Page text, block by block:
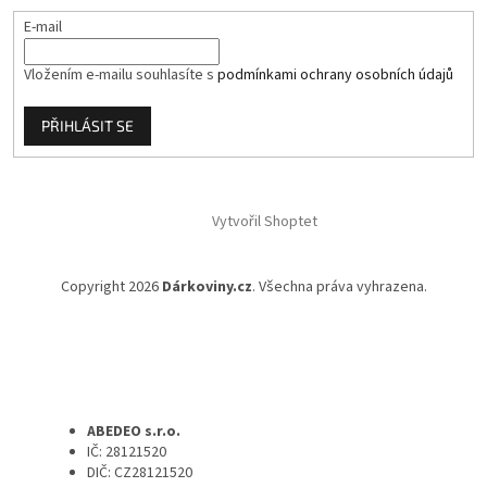
E-mail
Vložením e-mailu souhlasíte s podmínkami ochrany osobních údajů
PŘIHLÁSIT SE
Vytvořil Shoptet
Copyright 2026 Dárkoviny.cz. Všechna práva vyhrazena.
ABEDEO s.r.o.
IČ: 28121520
DIČ: CZ28121520